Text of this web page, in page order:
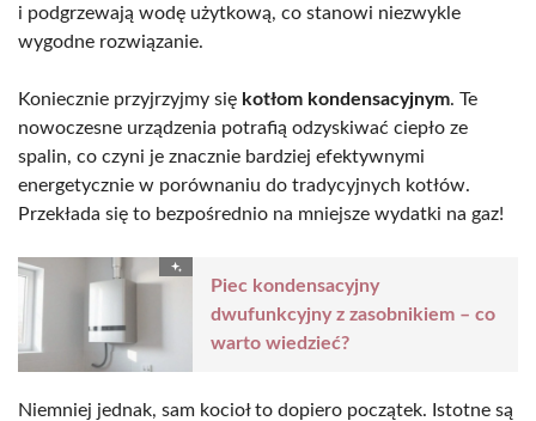
i podgrzewają wodę użytkową, co stanowi niezwykle
wygodne rozwiązanie.
Koniecznie przyjrzyjmy się kotłom kondensacyjnym. Te
nowoczesne urządzenia potrafią odzyskiwać ciepło ze
spalin, co czyni je znacznie bardziej efektywnymi
energetycznie w porównaniu do tradycyjnych kotłów.
Przekłada się to bezpośrednio na mniejsze wydatki na gaz!
Piec kondensacyjny
dwufunkcyjny z zasobnikiem – co
warto wiedzieć?
Niemniej jednak, sam kocioł to dopiero początek. Istotne są